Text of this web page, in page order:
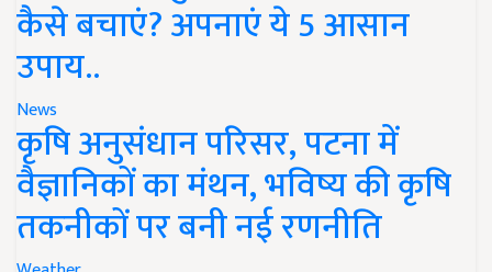
कैसे बचाएं? अपनाएं ये 5 आसान
उपाय..
News
कृषि अनुसंधान परिसर, पटना में
वैज्ञानिकों का मंथन, भविष्य की कृषि
तकनीकों पर बनी नई रणनीति